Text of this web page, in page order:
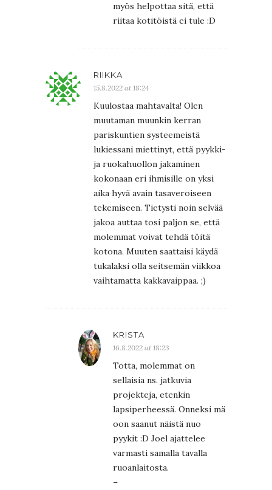
myös helpottaa sitä, että
riitaa kotitöistä ei tule :D
RIIKKA
15.8.2022 at 18:24
Kuulostaa mahtavalta! Olen
muutaman muunkin kerran
pariskuntien systeemeistä
lukiessani miettinyt, että pyykki-
ja ruokahuollon jakaminen
kokonaan eri ihmisille on yksi
aika hyvä avain tasaveroiseen
tekemiseen. Tietysti noin selvää
jakoa auttaa tosi paljon se, että
molemmat voivat tehdä töitä
kotona. Muuten saattaisi käydä
tukalaksi olla seitsemän viikkoa
vaihtamatta kakkavaippaa. ;)
KRISTA
16.8.2022 at 18:23
Totta, molemmat on
sellaisia ns. jatkuvia
projekteja, etenkin
lapsiperheessä. Onneksi mä
oon saanut näistä nuo
pyykit :D Joel ajattelee
varmasti samalla tavalla
ruoanlaitosta.
–